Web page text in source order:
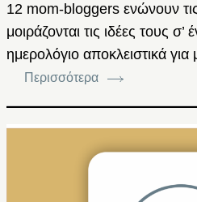
12 mom-bloggers ενώνουν
μοιράζονται τις ιδέες τους σ’
ημερολόγιο αποκλειστικά
Περισσότερα